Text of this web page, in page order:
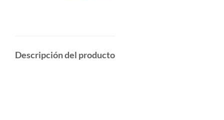
Descripción del producto